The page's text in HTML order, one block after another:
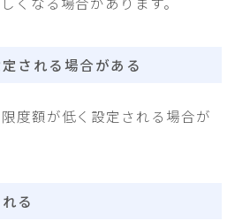
される場合がある
度額が低く設定される場合が
る